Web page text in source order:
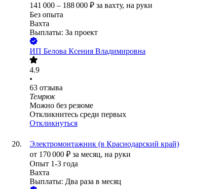
141 000 – 188 000 ₽ за вахту, на руки
Без опыта
Вахта
Выплаты: За проект
ИП Белова Ксения Владимировна
4.9
•
63 отзыва
Темрюк
Можно без резюме
Откликнитесь среди первых
Откликнуться
Электромонтажник (в Краснодарский край)
от 170 000 ₽ за месяц, на руки
Опыт 1-3 года
Вахта
Выплаты: Два раза в месяц